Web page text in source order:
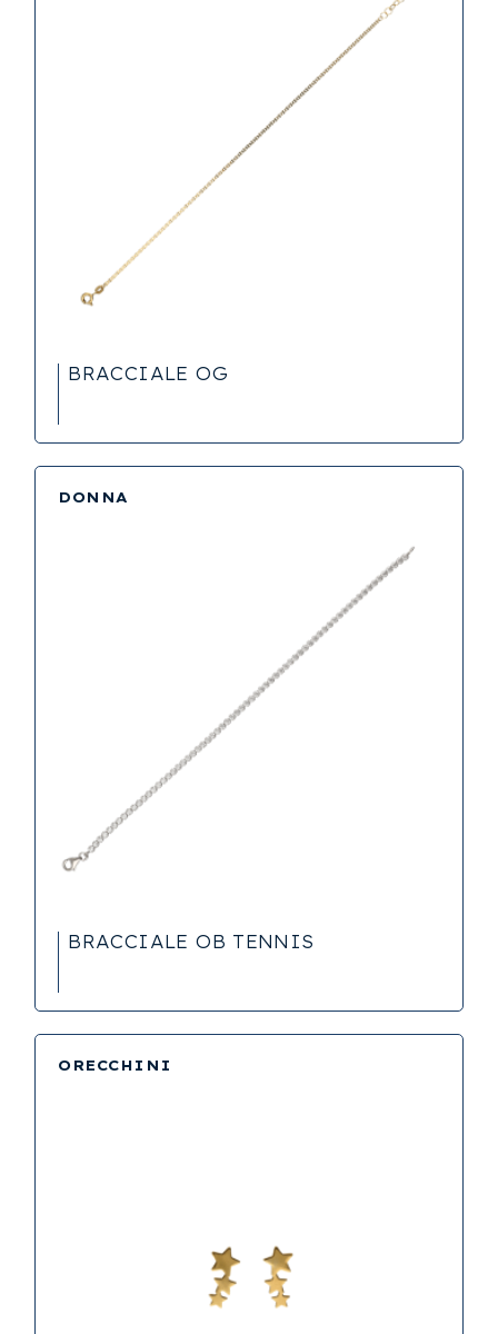
BRACCIALE OG
DONNA
BRACCIALE OB TENNIS
ORECCHINI